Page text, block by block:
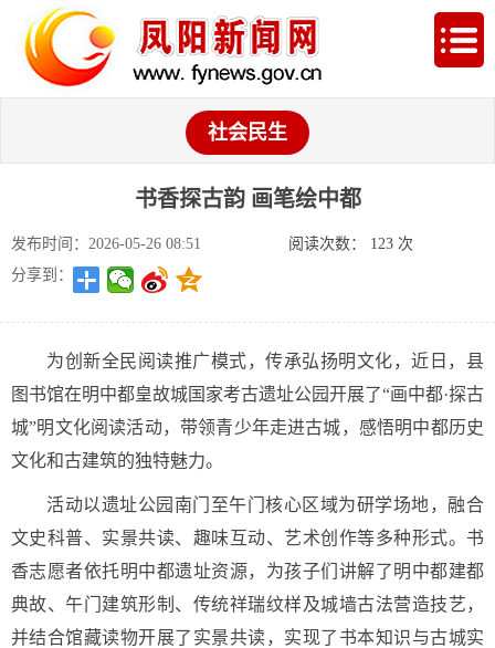
社会民生
书香探古韵 画笔绘中都
发布时间：2026-05-26 08:51 阅读次数： 123 次
分享到：
为创新全民阅读推广模式，传承弘扬明文化，近日，县
图书馆在明中都皇故城国家考古遗址公园开展了“画中都·探古
城”明文化阅读活动，带领青少年走进古城，感悟明中都历史
文化和古建筑的独特魅力。
活动以遗址公园南门至午门核心区域为研学场地，融合
文史科普、实景共读、趣味互动、艺术创作等多种形式。书
香志愿者依托明中都遗址资源，为孩子们讲解了明中都建都
典故、午门建筑形制、传统祥瑞纹样及城墙古法营造技艺，
并结合馆藏读物开展了实景共读，实现了书本知识与古城实